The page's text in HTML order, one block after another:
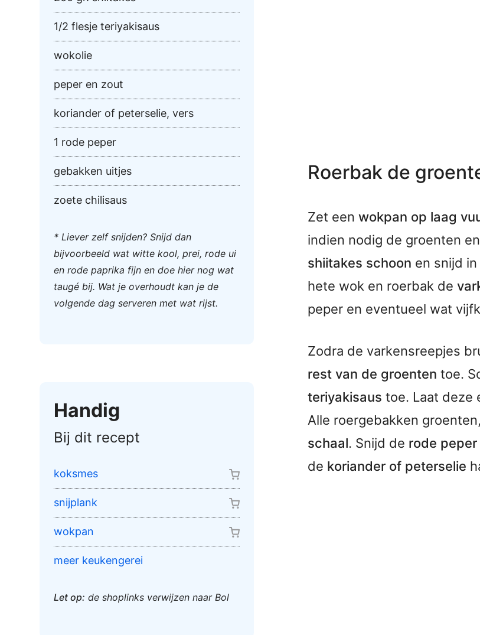
1/2 flesje teriyakisaus
wokolie
peper en zout
koriander of peterselie, vers
1 rode peper
gebakken uitjes
zoete chilisaus
* Liever zelf snijden? Snijd dan
bijvoorbeeld wat witte kool, prei, rode ui
en rode paprika fijn en doe hier nog wat
taugé bij. Wat je overhoudt kan je de
volgende dag serveren met wat rijst.
Handig
Bij dit recept
koksmes
snijplank
wokpan
meer keukengerei
Let op: de shoplinks verwijzen naar Bol
Roerbak de
Zet een wokpan op laag
indien nodig de groenten
shiitakes schoon en snijd
hete wok en roerbak de
peper en eventueel wat
Zodra de varkensreepjes
rest van de groenten toe.
teriyakisaus toe. Laat deze
Alle roergebakken
schaal. Snijd de rode
de koriander of peterselie